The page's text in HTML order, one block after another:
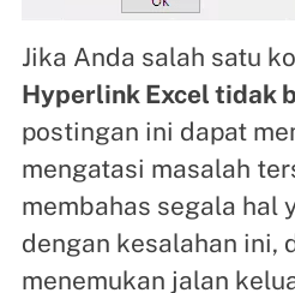
Jika Anda salah satu
Hyperlink Excel tidak
postingan ini dapat
mengatasi masalah
membahas segala hal
dengan kesalahan ini,
menemukan jalan